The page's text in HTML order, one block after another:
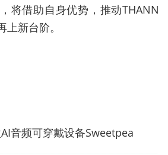
将借助自身优势，推动THANN
新台阶。
音频可穿戴设备Sweetpea